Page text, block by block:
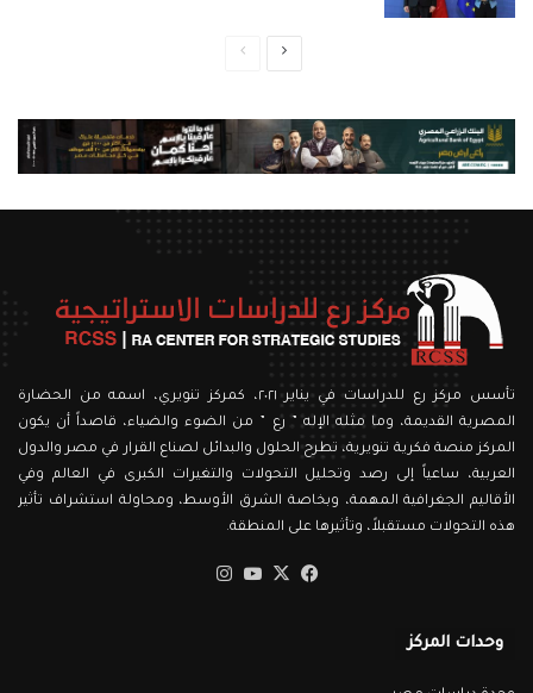
الصفحةالصفحة
تأسس مركز رع للدراسات في يناير ٢٠٢١، كمركز تنويري، اسمه من الحضارة
المصرية القديمة، وما مثله الإله ” رع ” من الضوء والضياء، قاصداً أن يكون
المركز منصة فكرية تنويرية، تطرح الحلول والبدائل لصناع القرار في مصر والدول
العربية، ساعياً إلى رصد وتحليل التحولات والتغيرات الكبرى في العالم وفي
الأقاليم الجغرافية المهمة، وبخاصة الشرق الأوسط، ومحاولة استشراف تأثير
هذه التحولات مستقبلاً، وتأثيرها على المنطقة.
فيسبوك
‫X
‫YouTube
وحدات المركز